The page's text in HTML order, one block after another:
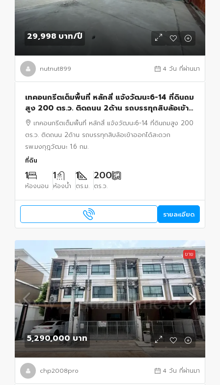
29,998 บาท/ปี
nutnut899 4 วัน ที่ผ่านมา
เทคอนกรีตเต็มพื้นที่ หลักสี่ แจ้งวัฒนะ6-14 ที่ดินถม
สูง 200 ตร.ว. ติดถนน 2ด้าน รถบรรทุกสิบล้อเข้า
ออกได้สะดวก รพ.มงกุฎวัฒนะ 1.6 กม.
เทคอนกรีตเต็มพื้นที่ หลักสี่ แจ้งวัฒนะ6-14 ที่ดินถมสูง 200
ตร.ว. ติดถนน 2ด้าน รถบรรทุกสิบล้อเข้าออกได้สะดวก
รพ.มงกุฎวัฒนะ 1.6 กม.
ที่ดิน
1
ห้องนอน
1
ห้องน้ำ
1
ตร.ม.
200
ตร.ว.
รายละเอียด
ขาย
5,290,000 บาท
chp2008pro 4 วัน ที่ผ่านมา